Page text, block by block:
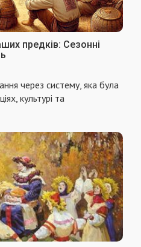
предків: Сезонні
через систему, яка була
культурі та